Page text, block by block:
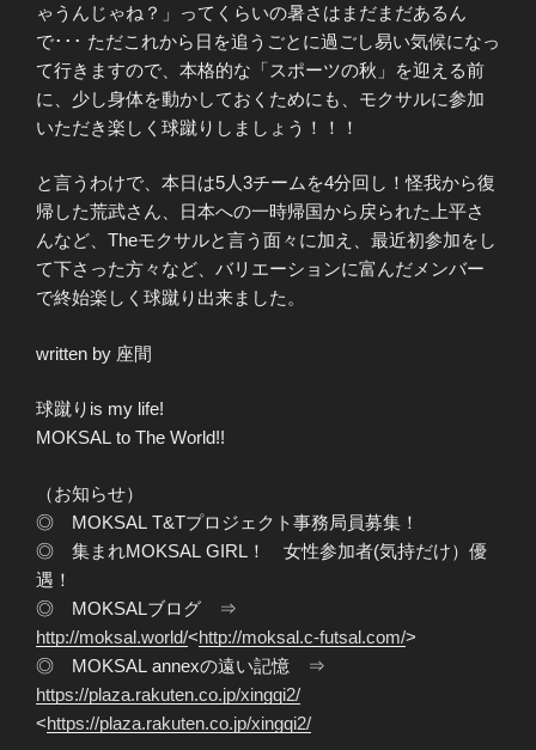
ゃうんじゃね？」ってくらいの暑さはまだまだあるん
で･･･ ただこれから日を追うごとに過ごし易い気候になっ
て行きますので、本格的な「スポーツの秋」を迎える前
に、少し身体を動かしておくためにも、モクサルに参加
いただき楽しく球蹴りしましょう！！！
と言うわけで、本日は5人3チームを4分回し！怪我から復
帰した荒武さん、日本への一時帰国から戻られた上平さ
んなど、Theモクサルと言う面々に加え、最近初参加をし
て下さった方々など、バリエーションに富んだメンバー
で終始楽しく球蹴り出来ました。
written by 座間
球蹴りis my life!
MOKSAL to The World!!
（お知らせ）
◎ MOKSAL T&Tプロジェクト事務局員募集！
◎ 集まれMOKSAL GIRL！ 女性参加者(気持だけ）優
遇！
◎ MOKSALブログ ⇒
http://moksal.world/<http://moksal.c-futsal.com/>
◎ MOKSAL annexの遠い記憶 ⇒
https://plaza.rakuten.co.jp/xingqi2/
<https://plaza.rakuten.co.jp/xingqi2/